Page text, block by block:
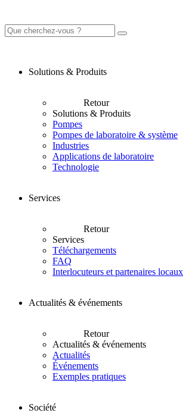
Solutions & Produits
Retour
Solutions & Produits
Pompes
Pompes de laboratoire & système
Industries
Applications de laboratoire
Technologie
Services
Retour
Services
Téléchargements
FAQ
Interlocuteurs et partenaires locaux
Actualités & événements
Retour
Actualités & événements
Actualités
Événements
Exemples pratiques
Société